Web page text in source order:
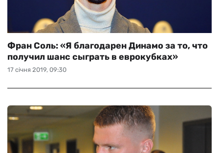
17 січня 2019, 09:30
Фран Соль: «Я благодарен Динамо за то, что
получил шанс сыграть в еврокубках»